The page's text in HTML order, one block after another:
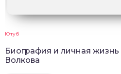
Ютуб
Биография и личная
Волкова